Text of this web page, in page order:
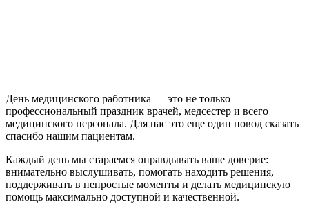
День медицинского работника — это не только
профессиональный праздник врачей, медсестер и всего
медицинского персонала. Для нас это еще один повод сказать
спасибо нашим пациентам.
Каждый день мы стараемся оправдывать ваше доверие:
внимательно выслушивать, помогать находить решения,
поддерживать в непростые моменты и делать медицинскую
помощь максимально доступной и качественной.